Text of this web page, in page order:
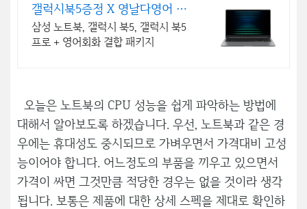
갤럭시북5증정 X 영날다영어 삼
성 갤럭시북5 프로 신제품
삼성 노트북, 갤럭시 북5, 갤럭시 북5
프로 + 영어회화 결합 패키지
오늘은 노트북의 CPU 성능을 쉽게 파악하는 방법에
대해서 알아보도록 하겠습니다. 우선, 노트북과 같은 경
우에는 휴대성도 중시되므로 가벼우면서 가격대비 고성
능이어야 합니다. 어느정도의 부품을 끼우고 있으면서
가격이 싸면 그것만큼 적당한 경우는 없을 것이라 생각
됩니다. 보통은 제품에 대한 상세 스펙을 제대로 확인하